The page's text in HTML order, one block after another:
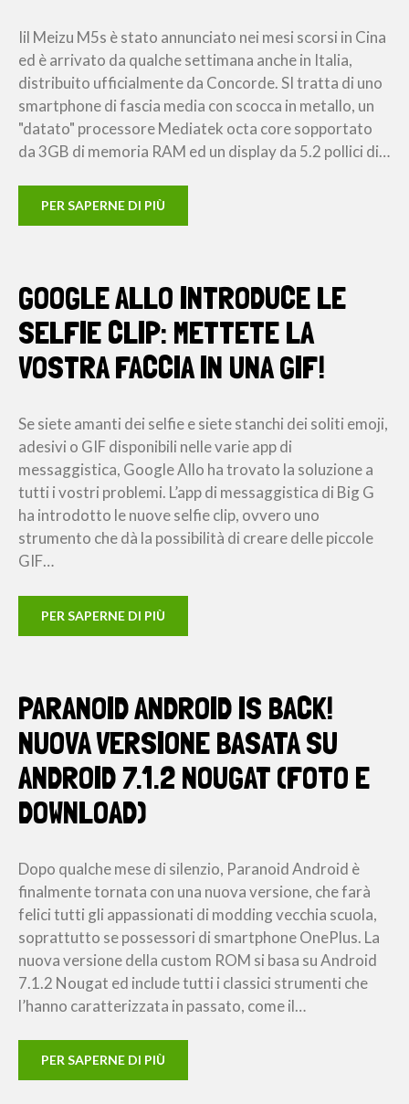
Iil Meizu M5s è stato annunciato nei mesi scorsi in Cina
ed è arrivato da qualche settimana anche in Italia,
distribuito ufficialmente da Concorde. SI tratta di uno
smartphone di fascia media con scocca in metallo, un
"datato" processore Mediatek octa core sopportato
da 3GB di memoria RAM ed un display da 5.2 pollici di…
PER SAPERNE DI PIÙ
GOOGLE ALLO INTRODUCE LE
SELFIE CLIP: METTETE LA
VOSTRA FACCIA IN UNA GIF!
Se siete amanti dei selfie e siete stanchi dei soliti emoji,
adesivi o GIF disponibili nelle varie app di
messaggistica, Google Allo ha trovato la soluzione a
tutti i vostri problemi. L’app di messaggistica di Big G
ha introdotto le nuove selfie clip, ovvero uno
strumento che dà la possibilità di creare delle piccole
GIF…
PER SAPERNE DI PIÙ
PARANOID ANDROID IS BACK!
NUOVA VERSIONE BASATA SU
ANDROID 7.1.2 NOUGAT (FOTO E
DOWNLOAD)
Dopo qualche mese di silenzio, Paranoid Android è
finalmente tornata con una nuova versione, che farà
felici tutti gli appassionati di modding vecchia scuola,
soprattutto se possessori di smartphone OnePlus. La
nuova versione della custom ROM si basa su Android
7.1.2 Nougat ed include tutti i classici strumenti che
l’hanno caratterizzata in passato, come il…
PER SAPERNE DI PIÙ